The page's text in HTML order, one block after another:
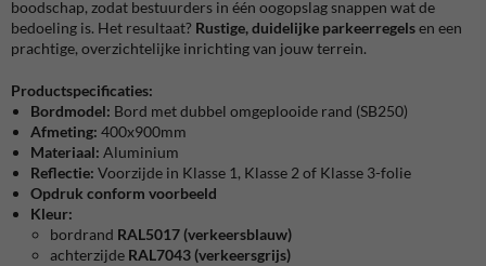
boodschap, zodat bestuurders in één oogopslag snappen wat de
bedoeling is. Het resultaat? Rustige, duidelijke parkeerregelsen een
prachtige, overzichtelijke inrichting van jouw terrein.
Productspecificaties:
Bordmodel: Bord met dubbel omgeplooide rand (SB250)
Afmeting: 400x900mm
Materiaal: Aluminium
Reflectie: Voorzijde in Klasse 1, Klasse 2 of Klasse 3-folie
Opdruk conform voorbeeld
Kleur:
bordrand RAL5017 (verkeersblauw)
achterzijde RAL7043 (verkeersgrijs)